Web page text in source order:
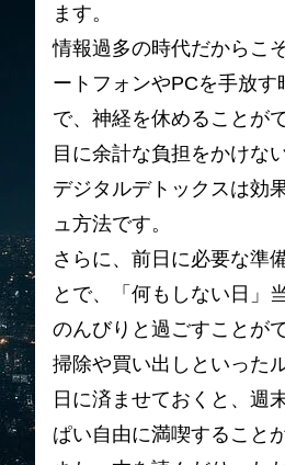
ます。
情報過多の時代だからこ
ートフォンやPCを手放す
で、神経を休めることが
目に余計な負担をかけな
デジタルデトックスは効
ュ方法です。
さらに、前日に必要な準
とで、「何もしない日」
のんびりと過ごすことが
掃除や買い出しといった
日に済ませておくと、週
ぱい自由に満喫すること